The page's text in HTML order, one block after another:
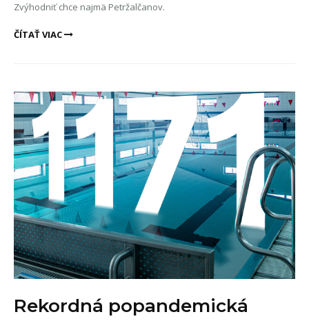
Zvýhodniť chce najmä Petržalčanov.
ČÍTAŤ VIAC
Rekordná popandemická